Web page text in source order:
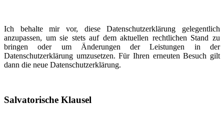
Ich behalte mir vor, diese Datenschutzerklärung gelegentlich
anzupassen, um sie stets auf dem aktuellen rechtlichen Stand zu
bringen oder um Änderungen der Leistungen in der
Datenschutzerklärung umzusetzen. Für Ihren erneuten Besuch gilt
dann die neue Datenschutzerklärung.
Salvatorische Klausel